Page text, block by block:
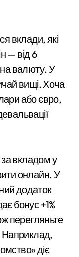
вклади, які
— від 6
на валюту. У
вищі. Хоча
або євро,
вкладом у
онлайн. У
додаток
бонус +1%
перегляньте
Наприклад,
діє